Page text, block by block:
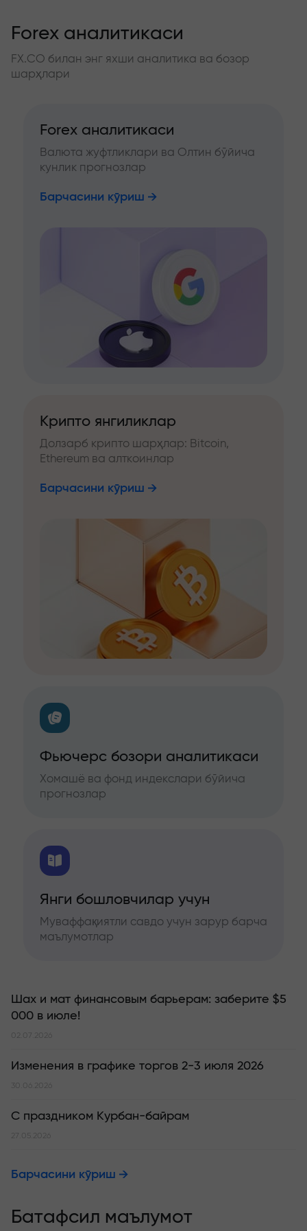
Forex аналитикаси
FX.CO билан энг яхши аналитика ва бозор
шарҳлари
Forex аналитикаси
Валюта жуфтликлари ва Олтин бўйича
кунлик прогнозлар
Барчасини кўриш
Крипто янгиликлар
Долзарб крипто шарҳлар: Bitcoin,
Ethereum ва алткоинлар
Барчасини кўриш
Фьючерс бозори аналитикаси
Хомашё ва фонд индекслари бўйича
прогнозлар
Янги бошловчилар учун
Муваффақиятли савдо учун зарур барча
маълумотлар
Шах и мат финансовым барьерам: заберите $5
000 в июле!
02.07.2026
Изменения в графике торгов 2-3 июля 2026
30.06.2026
С праздником Курбан-байрам
27.05.2026
Барчасини кўриш
Батафсил маълумот